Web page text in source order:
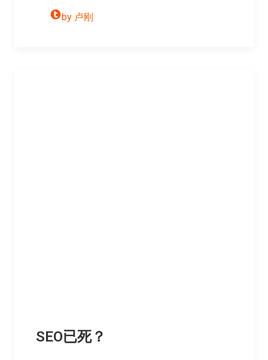
by 卢刚
SEO已死？